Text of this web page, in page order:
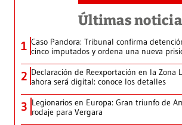
Últimas
1 Caso Pandora: Tribunal confirma
cinco imputados y ordena una nueva
2 Declaración de Reexportación en la Zona
ahora será digital: conoce los detalles
3 Legionarios en Europa: Gran triunfo de
rodaje para Vergara